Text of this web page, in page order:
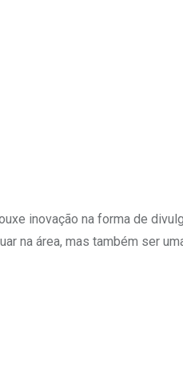
inovação na forma de
na área, mas também ser